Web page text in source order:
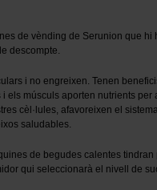
de vènding de Serunion que hi
descompte.
i no engreixen. Tenen
els músculs aporten nutrients per
cèl·lules, afavoreixen el
saludables.
de begudes calentes tindran
qui seleccionarà el nivell de